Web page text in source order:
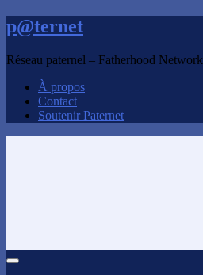
p@ternet
Réseau paternel – Fatherhood Network
À propos
Contact
Soutenir Paternet